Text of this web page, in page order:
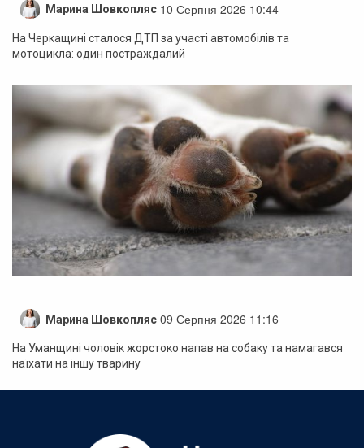
Марина Шовкопляс 10 Серпня 2026 10:44
На Черкащині сталося ДТП за участі автомобілів та
мотоцикла: один постраждалий
Марина Шовкопляс 09 Серпня 2026 11:16
На Уманщині чоловік жорстоко напав на собаку та намагався
наїхати на іншу тварину